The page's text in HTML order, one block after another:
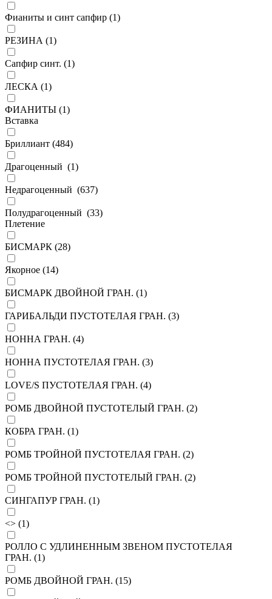
Фианиты и синт сапфир (1)
РЕЗИНА (1)
Сапфир синт. (1)
ЛЕСКА (1)
ФИАНИТЫ (1)
Вставка
Бриллиант (484)
Драгоценный (1)
Недрагоценный (637)
Полудрагоценный (33)
Плетение
БИСМАРК (28)
Якорное (14)
БИСМАРК ДВОЙНОЙ ГРАН. (1)
ГАРИБАЛЬДИ ПУСТОТЕЛАЯ ГРАН. (3)
НОННА ГРАН. (4)
НОННА ПУСТОТЕЛАЯ ГРАН. (3)
LOVE/S ПУСТОТЕЛАЯ ГРАН. (4)
РОМБ ДВОЙНОЙ ПУСТОТЕЛЫЙ ГРАН. (2)
КОБРА ГРАН. (1)
РОМБ ТРОЙНОЙ ПУСТОТЕЛАЯ ГРАН. (2)
РОМБ ТРОЙНОЙ ПУСТОТЕЛЫЙ ГРАН. (2)
СИНГАПУР ГРАН. (1)
<> (1)
РОЛЛО С УДЛИНЕННЫМ ЗВЕНОМ ПУСТОТЕЛАЯ
ГРАН. (1)
РОМБ ДВОЙНОЙ ГРАН. (15)